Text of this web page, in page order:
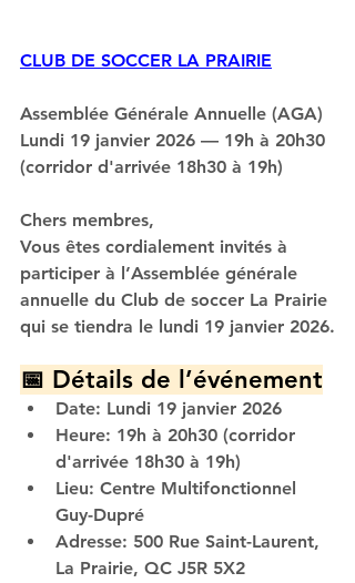
CLUB DE SOCCER LA PRAIRIE
Assemblée Générale Annuelle (AGA)
Lundi 19 janvier 2026 — 19h à 20h30
(corridor d'arrivée 18h30 à 19h)
Chers membres,
Vous êtes cordialement invités à
participer à l’Assemblée générale
annuelle du Club de soccer La Prairie
qui se tiendra le lundi 19 janvier 2026.
📅 Détails de l’événement
Date: Lundi 19 janvier 2026
Heure: 19h à 20h30 (corridor
d'arrivée 18h30 à 19h)
Lieu: Centre Multifonctionnel
Guy-Dupré
Adresse: 500 Rue Saint-Laurent,
La Prairie, QC J5R 5X2